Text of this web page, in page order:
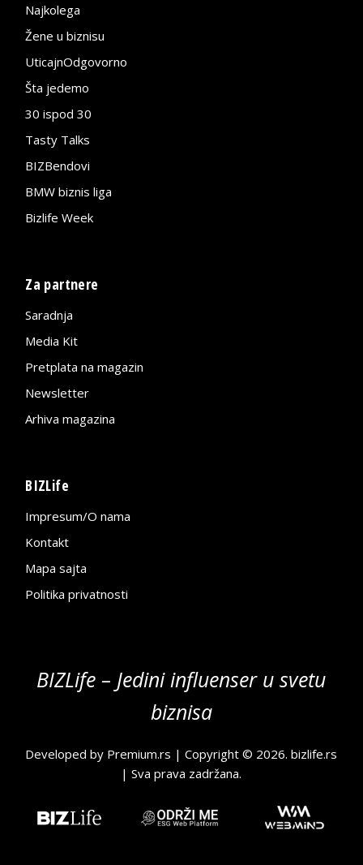
Najkolega
Žene u biznisu
UticajnOdgovorno
Šta jedemo
30 ispod 30
Tasty Talks
BIZBendovi
BMW biznis liga
Bizlife Week
Za partnere
Saradnja
Media Kit
Pretplata na magazin
Newsletter
Arhiva magazina
BIZLife
Impresum/O nama
Kontakt
Mapa sajta
Politika privatnosti
BIZLife – Jedini influenser u svetu
biznisa
Developed by Premium.rs | Copyright © 2026.bizlife.rs
| Sva prava zadržana.